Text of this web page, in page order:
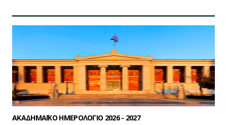
ΑΚΑΔΗΜΑΪΚΟ ΗΜΕΡΟΛΟΓΙΟ 2026 - 2027